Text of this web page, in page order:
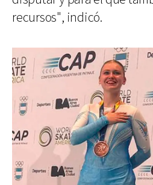
recursos", indicó.